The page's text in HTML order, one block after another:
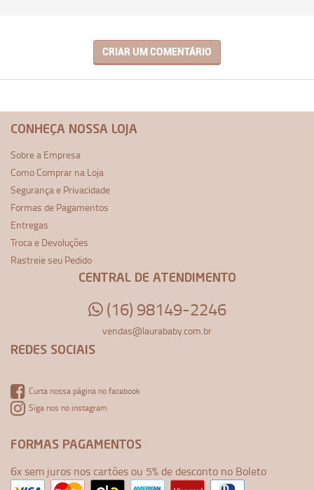
CRIAR UM COMENTÁRIO
CONHEÇA NOSSA LOJA
Sobre a Empresa
Como Comprar na Loja
Segurança e Privacidade
Formas de Pagamentos
Entregas
Troca e Devoluções
Rastreie seu Pedido
CENTRAL DE ATENDIMENTO
(16) 98149-2246
vendas@laurababy.com.br
REDES SOCIAIS
Curta nossa página no facebook
Siga nos no instagram
FORMAS PAGAMENTOS
6x sem juros nos cartões ou 5% de desconto no Boleto